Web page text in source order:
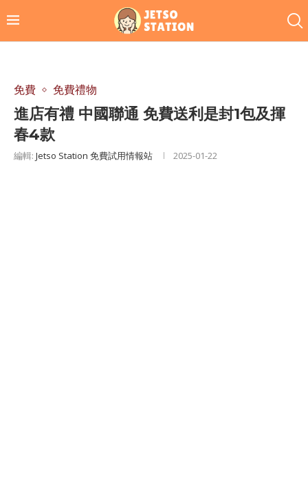
免費 免費禮物
進店有禮 中國聯通 免費送利是封1包及揮
春4款
編輯: Jetso Station 免費試用情報站 2025-01-22